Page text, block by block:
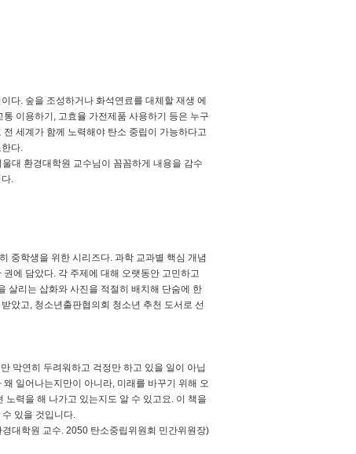
다. 숲을 조성하거나 화석연료를 대체할 재생 에
이용하기, 고효율 가전제품 사용하기 등은 누구
세계가 함께 노력해야 탄소 중립이 가능하다고
다.
대 환경대학원 교수님이 꼼꼼하게 내용을 감수
.
중학생을 위한 시리즈다. 과학 교과별 핵심 개념
에 담았다. 각 주제에 대해 오랫동안 고민하고
살리는 삽화와 사진을 적절히 배치해 단숨에 한
았고, 청소년출판협의회 청소년 추천 도서로 선
막연히 두려워하고 걱정만 하고 있을 일이 아닙
왜 일어나는지만이 아니라, 미래를 바꾸기 위해 오
노력을 해 나가고 있는지도 알 수 있고요. 이 책을
수 있을 것입니다.
대학원 교수. 2050 탄소중립위원회 민간위원장)